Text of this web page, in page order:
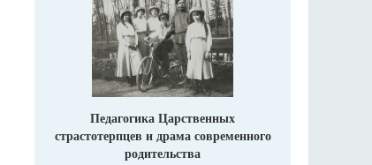
Педагогика Царственных
страстотерпцев и драма современного
родительства